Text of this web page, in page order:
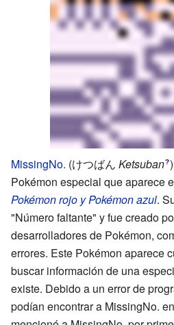
MissingNo. (けつばん Ketsuban?)
Pokémon especial que aparece
Pokémon rojo y Pokémon azul.
"Número faltante" y fue creado
desarrolladores de Pokémon,
errores. Este Pokémon aparece
buscar información de una
existe. Debido a un error de
podían encontrar a MissingNo.